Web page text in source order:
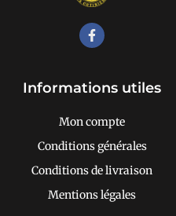
Informations utiles
Mon compte
Conditions générales
Conditions de livraison
Mentions légales